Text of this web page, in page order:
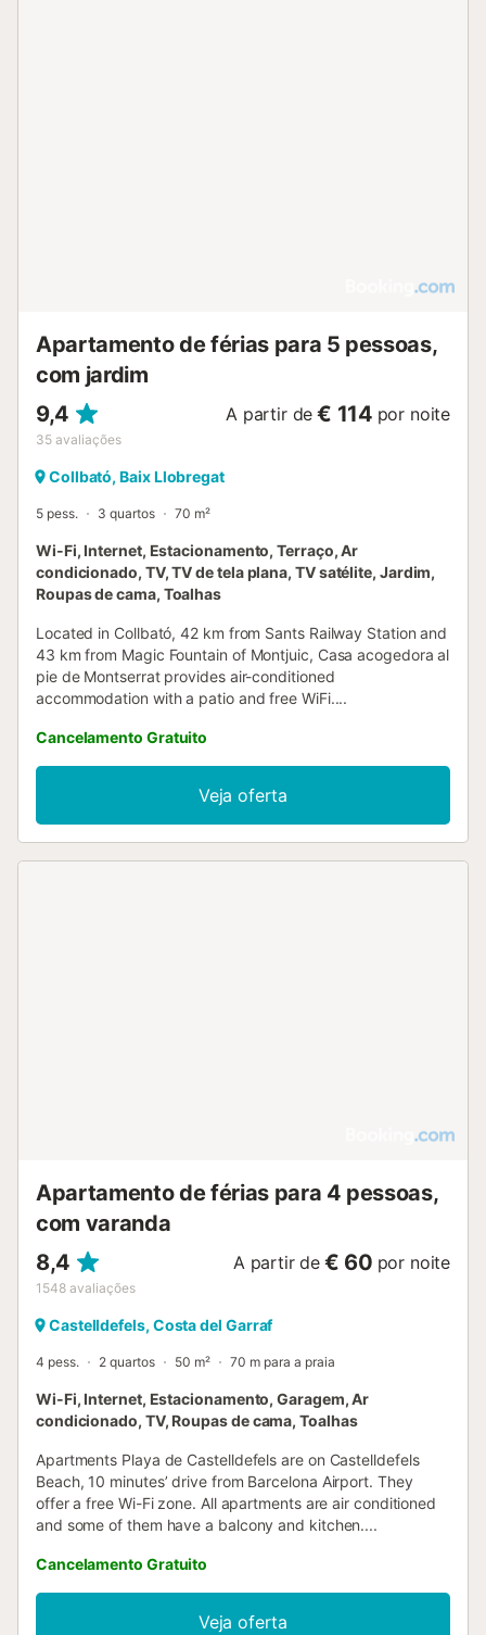
Apartamento de férias para 5 pessoas,
com jardim
9,4
35 avaliações
A partir de € 114 por noite
Collbató, Baix Llobregat
5 pess. 3 quartos 70 m²
Wi-Fi, Internet, Estacionamento, Terraço, Ar
condicionado, TV, TV de tela plana, TV satélite, Jardim,
Roupas de cama, Toalhas
Located in Collbató, 42 km from Sants Railway Station and
43 km from Magic Fountain of Montjuic, Casa acogedora al
pie de Montserrat provides air-conditioned
accommodation with a patio and free WiFi....
Cancelamento Gratuito
Veja oferta
Apartamento de férias para 4 pessoas,
com varanda
8,4
1548 avaliações
A partir de € 60 por noite
Castelldefels, Costa del Garraf
4 pess. 2 quartos 50 m² 70 m para a praia
Wi-Fi, Internet, Estacionamento, Garagem, Ar
condicionado, TV, Roupas de cama, Toalhas
Apartments Playa de Castelldefels are on Castelldefels
Beach, 10 minutes’ drive from Barcelona Airport. They
offer a free Wi-Fi zone. All apartments are air conditioned
and some of them have a balcony and kitchen....
Cancelamento Gratuito
Veja oferta